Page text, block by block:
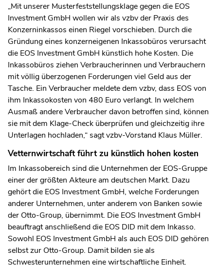
„Mit unserer Musterfeststellungsklage gegen die EOS
Investment GmbH wollen wir als vzbv der Praxis des
Konzerninkassos einen Riegel vorschieben. Durch die
Gründung eines konzerneigenen Inkassobüros verursacht
die EOS Investment GmbH künstlich hohe Kosten. Die
Inkassobüros ziehen Verbraucherinnen und Verbrauchern
mit völlig überzogenen Forderungen viel Geld aus der
Tasche. Ein Verbraucher meldete dem vzbv, dass EOS von
ihm Inkassokosten von 480 Euro verlangt. In welchem
Ausmaß andere Verbraucher davon betroffen sind, können
sie mit dem Klage-Check überprüfen und gleichzeitig ihre
Unterlagen hochladen,“ sagt vzbv-Vorstand Klaus Müller.
Vetternwirtschaft führt zu künstlich hohen kosten
Im Inkassobereich sind die Unternehmen der EOS-Gruppe
einer der größten Akteure am deutschen Markt. Dazu
gehört die EOS Investment GmbH, welche Forderungen
anderer Unternehmen, unter anderem von Banken sowie
der Otto-Group, übernimmt. Die EOS Investment GmbH
beauftragt anschließend die EOS DID mit dem Inkasso.
Sowohl EOS Investment GmbH als auch EOS DID gehören
selbst zur Otto-Group. Damit bilden sie als
Schwesterunternehmen eine wirtschaftliche Einheit.